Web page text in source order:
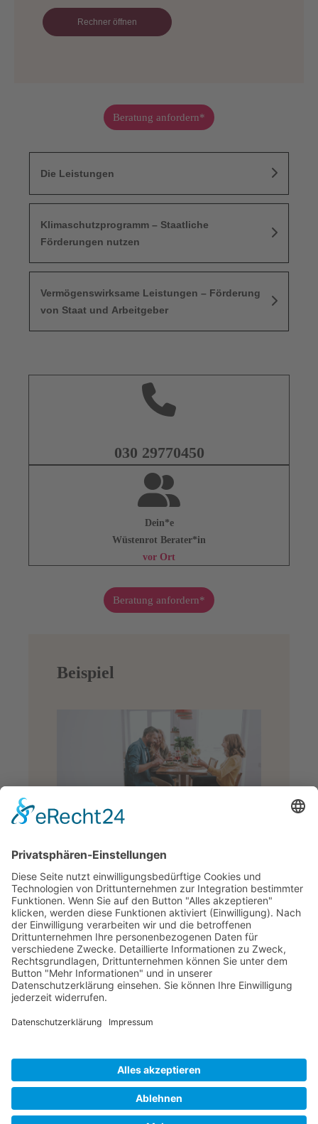
Rechner öffnen
Beratung anfordern*
Die Leistungen
Klimaschutzprogramm – Staatliche
Förderungen nutzen
Vermögenswirksame Leistungen – Förderung
von Staat und Arbeitgeber
030 29770450
Dein*e
Wüstenrot Berater*in
vor Ort
Beratung anfordern*
Beispiel
Familie Förster
Mit unserem Partnerunternehmen Wüstenrot hat
schätzten die kompetente Beratung und natürlich
Beratung anfordern*
* Mit einem Klick verlässt Du unser Angebot.
Impressum|Deine Gewerkschaft|Datenschutzerklärung|